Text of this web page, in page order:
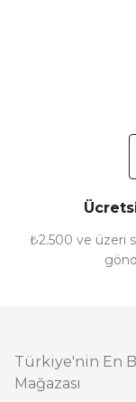
Bu ürüne
₺2.500 ve üzeri
Türkiye'nin En
Mağazası